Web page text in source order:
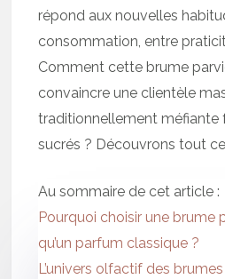
répond aux nouvelles
consommation, entre
Comment cette brume
convaincre une clientèle
traditionnellement méfiante
sucrés ? Découvrons tout
Au sommaire de cet article :
Pourquoi choisir une
qu’un parfum classique ?
L’univers olfactif des